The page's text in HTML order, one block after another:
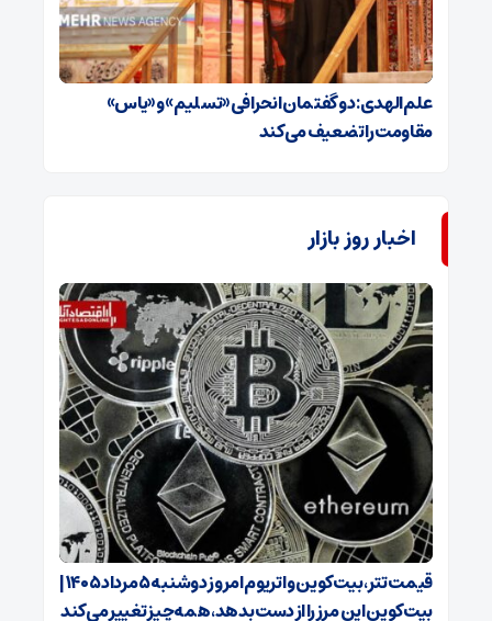
علم‌الهدی: دو گفتمان انحرافی «تسلیم» و «یاس»
مقاومت را تضعیف می‌کند
اخبار روز بازار
قیمت تتر، بیت‌کوین و اتریوم امروز دوشنبه ۵ مرداد ۱۴۰۵ |
بیت‌کوین این مرز را از دست بدهد، همه‌چیز تغییر می‌کند